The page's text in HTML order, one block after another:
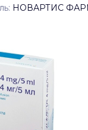
НОВАРТИС